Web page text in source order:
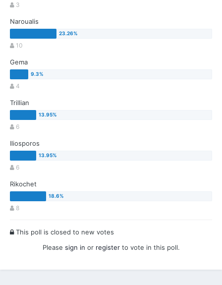
3
Naroualis
10
Gema
4
Trillian
6
Iliosporos
6
Rikochet
8
This poll is closed to new votes
Please sign in or registerto vote in this poll.